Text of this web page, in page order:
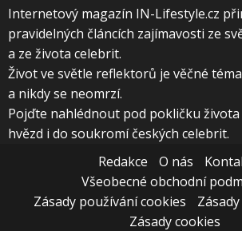
Internetový magazín IN-Lifestyle.cz
pravidelných článcích zajímavosti ze
a ze života celebrit.
Život ve světle reflektorů je věčné
a nikdy se neomrzí.
Pojďte nahlédnout pod pokličku
hvězd i do soukromí českých celebrit.
Redakce
O nás
Všeobecné obchodní
Zásady používání cookies
Zásady cookies